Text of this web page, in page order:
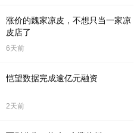
涨价的魏家凉皮，不想只当一家凉
皮店了
6天前
恺望数据完成逾亿元融资
2天前